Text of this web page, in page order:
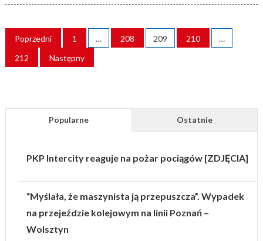
STRONICOWANIE
WPISÓW
Poprzedni 1 … 208 209 210
…
212
Następny
Popularne Ostatnie
PKP Intercity reaguje na pożar pociągów [ZDJĘCIA]
“Myślała, że maszynista ją przepuszcza”. Wypadek
na przejeździe kolejowym na linii Poznań –
Wolsztyn